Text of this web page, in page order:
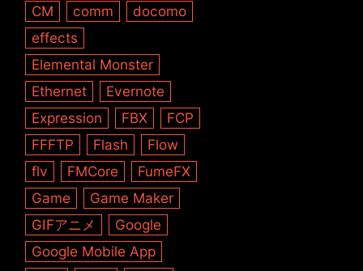
CM
comm
docomo
effects
Elemental Monster
Ethernet
Evernote
Expression
FBX
FCP
FFFTP
Flash
Flow
flv
FMCore
FumeFX
Game
Game Maker
GIFアニメ
Google
Google Mobile App